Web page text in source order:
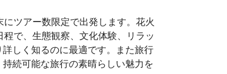
ツアー数限定で出発します。花火
で、生態観察、文化体験、リラッ
しく知るのに最適です。また旅行
続可能な旅行の素晴らしい魅力を